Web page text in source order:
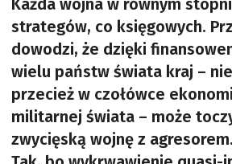
Każda wojna w równym
strategów, co księgowych.
dowodzi, że dzięki
wielu państw świata kraj –
przecież w czołówce
militarnej świata – może
zwycięską wojnę z